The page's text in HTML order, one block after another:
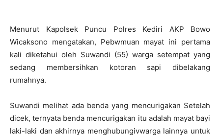
Menurut Kapolsek Puncu Polres Kediri AKP Bowo
Wicaksono mengatakan, Pebwmuan mayat ini pertama
kali diketahui oleh Suwandi (55) warga setempat yang
sedang membersihkan kotoran sapi dibelakang
rumahnya.
Suwandi melihat ada benda yang mencurigakan Setelah
dicek, ternyata benda mencurigakan itu adalah mayat bayi
laki-laki dan akhirnya menghubungivwarga lainnya untuk